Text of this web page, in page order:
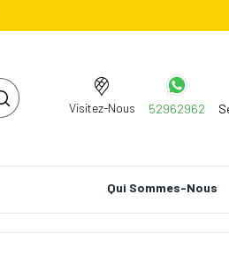
Visitez-Nous 52962962
Qui Sommes-Nous